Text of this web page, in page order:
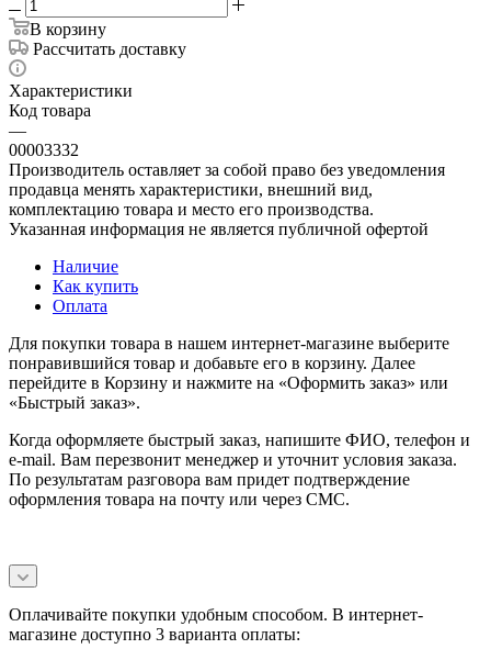
В корзину
Рассчитать доставку
Характеристики
Код товара
—
00003332
Производитель оставляет за собой право без уведомления
продавца менять характеристики, внешний вид,
комплектацию товара и место его производства.
Указанная информация не является публичной офертой
Наличие
Как купить
Оплата
Для покупки товара в нашем интернет-магазине выберите
понравившийся товар и добавьте его в корзину. Далее
перейдите в Корзину и нажмите на «Оформить заказ» или
«Быстрый заказ».
Когда оформляете быстрый заказ, напишите ФИО, телефон и
e-mail. Вам перезвонит менеджер и уточнит условия заказа.
По результатам разговора вам придет подтверждение
оформления товара на почту или через СМС.
Оплачивайте покупки удобным способом. В интернет-
магазине доступно 3 варианта оплаты: